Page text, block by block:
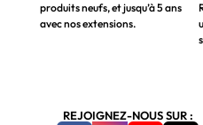
produits neufs, et jusqu’à 5 ans
avec nos extensions.
REJOIGNEZ-NOUS SUR :